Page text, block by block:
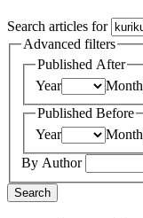
Search articles for
Advanced filters
Published After
Year
Month
Published Before
Year
Month
By Author
Search